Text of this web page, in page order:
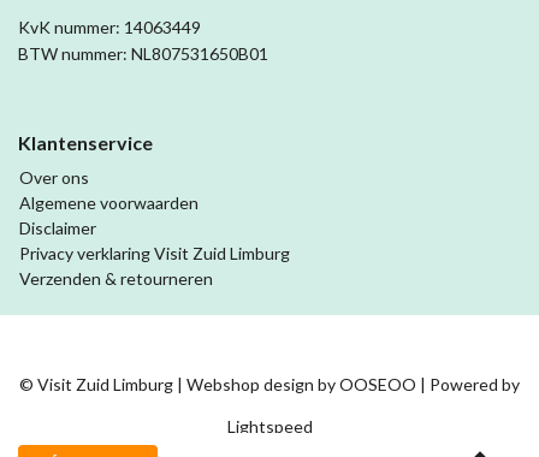
KvK nummer: 14063449
BTW nummer: NL807531650B01
Klantenservice
Over ons
Algemene voorwaarden
Disclaimer
Privacy verklaring Visit Zuid Limburg
Verzenden & retourneren
© Visit Zuid Limburg | Webshop design byOOSEOO | Powered by
Lightspeed